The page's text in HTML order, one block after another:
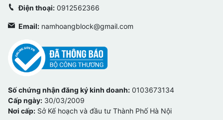
Điện thoại: 0912562366
Email: namhoangblock@gmail.com
Số chứng nhận đăng ký kinh doanh: 0103673134
Cấp ngày: 30/03/2009
Nơi cấp: Sở Kế hoạch và đầu tư Thành Phố Hà Nội